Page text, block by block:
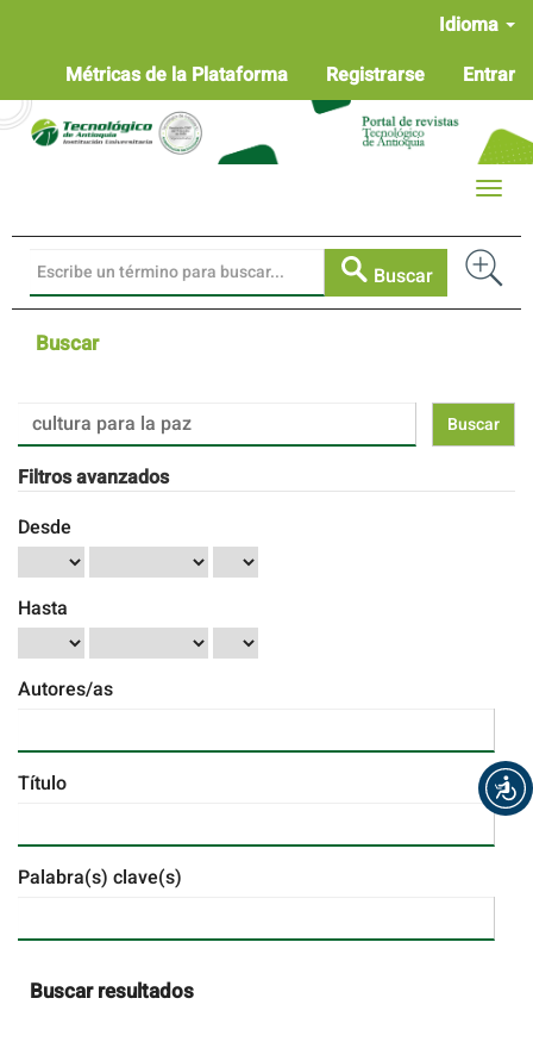
Contenido
principal
Barra
lateral
Idioma
Métricas de la Plataforma
Registrarse Entrar
Buscar
Toggle
Buscar
Buscar
artículos
por
Filtros avanzados
Desde
Hasta
Autores/as
Título
Palabra(s) clave(s)
Buscar resultados